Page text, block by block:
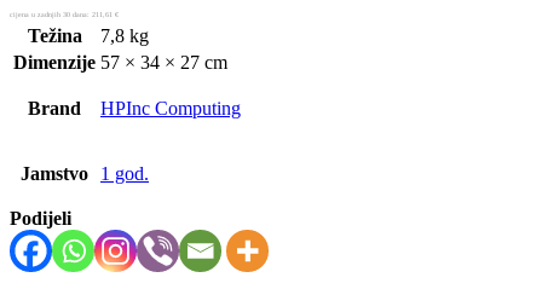
cijena u zadnjih 30 dana: 211,61 €
Težina
7,8 kg
Dimenzije 57 × 34 × 27 cm
Brand HPInc Computing
Jamstvo 1 god.
Podijeli